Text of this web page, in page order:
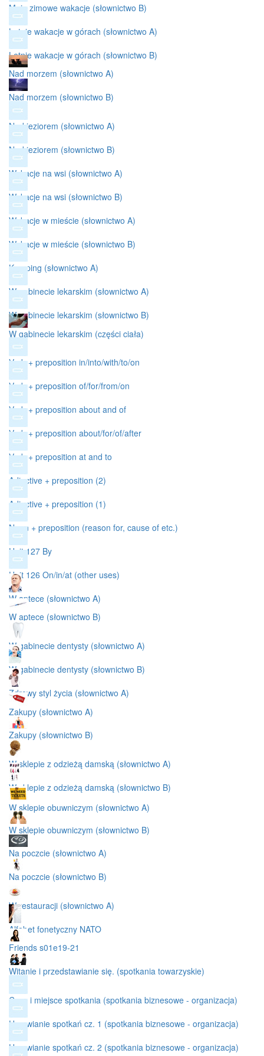
Moje zimowe wakacje (słownictwo B)
Letnie wakacje w górach (słownictwo A)
Letnie wakacje w górach (słownictwo B)
Nad morzem (słownictwo A)
Nad morzem (słownictwo B)
Nad jeziorem (słownictwo A)
Nad jeziorem (słownictwo B)
Wakacje na wsi (słownictwo A)
Wakacje na wsi (słownictwo B)
Wakacje w mieście (słownictwo A)
Wakacje w mieście (słownictwo B)
Kemping (słownictwo A)
W gabinecie lekarskim (słownictwo A)
W gabinecie lekarskim (słownictwo B)
W gabinecie lekarskim (części ciała)
Verb + preposition in/into/with/to/on
Verb + preposition of/for/from/on
Verb + preposition about and of
Verb + preposition about/for/of/after
Verb + preposition at and to
Adjective + preposition (2)
Adjective + preposition (1)
Noun + preposition (reason for, cause of etc.)
Unit 127 By
Unit 126 On/in/at (other uses)
W aptece (słownictwo A)
W aptece (słownictwo B)
W gabinecie dentysty (słownictwo A)
W gabinecie dentysty (słownictwo B)
Zdrowy styl życia (słownictwo A)
Zakupy (słownictwo A)
Zakupy (słownictwo B)
W sklepie z odzieżą damską (słownictwo A)
W sklepie z odzieżą damską (słownictwo B)
W sklepie obuwniczym (słownictwo A)
W sklepie obuwniczym (słownictwo B)
Na poczcie (słownictwo A)
Na poczcie (słownictwo B)
W restauracji (słownictwo A)
Alfabet fonetyczny NATO
Friends s01e19-21
Witanie i przedstawianie się. (spotkania towarzyskie)
Czas i miejsce spotkania (spotkania biznesowe - organizacja)
Umawianie spotkań cz. 1 (spotkania biznesowe - organizacja)
Umawianie spotkań cz. 2 (spotkania biznesowe - organizacja)